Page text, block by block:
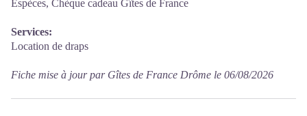
Espèces, Chèque cadeau Gîtes de France
Services:
Location de draps
Fiche mise à jour par Gîtes de France Drôme le 06/08/2026